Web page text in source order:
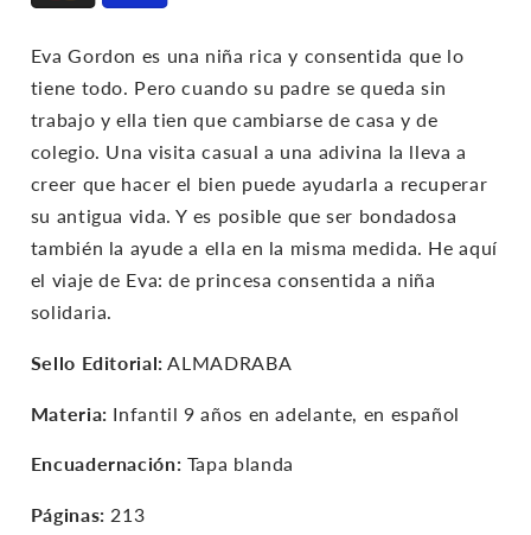
Eva Gordon es una niña rica y consentida que lo
tiene todo. Pero cuando su padre se queda sin
trabajo y ella tien que cambiarse de casa y de
colegio. Una visita casual a una adivina la lleva a
creer que hacer el bien puede ayudarla a recuperar
su antigua vida. Y es posible que ser bondadosa
también la ayude a ella en la misma medida. He aquí
el viaje de Eva: de princesa consentida a niña
solidaria.
Sello Editorial: ALMADRABA
Materia: Infantil 9 años en adelante, en español
Encuadernación: Tapa blanda
Páginas: 213